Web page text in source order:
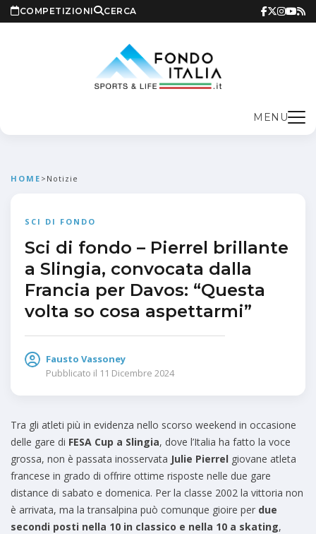
COMPETIZIONI CERCA
MENU
HOME > Notizie
SCI DI FONDO
Sci di fondo – Pierrel brillante
a Slingia, convocata dalla
Francia per Davos: “Questa
volta so cosa aspettarmi”
Fausto Vassoney
Pubblicato il 11 Dicembre 2024
Tra gli atleti più in evidenza nello scorso weekend in occasione
delle gare di FESA Cup a Slingia, dove l’Italia ha fatto la voce
grossa, non è passata inosservata Julie Pierrel giovane atleta
francese in grado di offrire ottime risposte nelle due gare
distance di sabato e domenica. Per la classe 2002 la vittoria non
è arrivata, ma la transalpina può comunque gioire per due
secondi posti nella 10 in classico e nella 10 a skating,